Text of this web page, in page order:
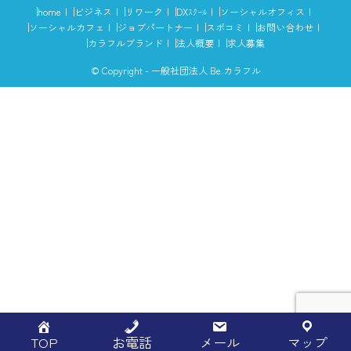
home ビジネス リワーク DXｽｸｰﾙ
ソーシャルオフィス
ソーシャルカフェ
ジョブパートナー スポコミ
お問い合わせ
カラフルブランド
法人概要 求人募集
© Copyright - 一般社団法人 Be.カラフル
TOP お電話 メール マップ